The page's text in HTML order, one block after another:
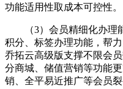
功能适用性取成本可控性。
（3）会员精细化办理能
积分、标签办理功能，帮
乔拓云高级版支撑不限会
分商城、储值营销等功能
销、全平易近推广等会员裂